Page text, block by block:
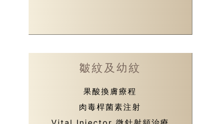
皺紋及幼紋
果酸換膚療程
肉毒桿菌素注射